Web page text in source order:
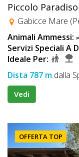
Piccolo Paradiso
Gabicce Mare
Animali Ammessi:
Servizi Speciali A
Ideale Per:
Dista 787 m dalla
Vedi
OFFERTA TOP